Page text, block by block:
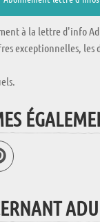
à la lettre d'info
exceptionnelles, les